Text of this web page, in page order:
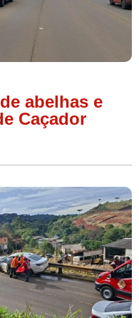
abelhas e
Caçador